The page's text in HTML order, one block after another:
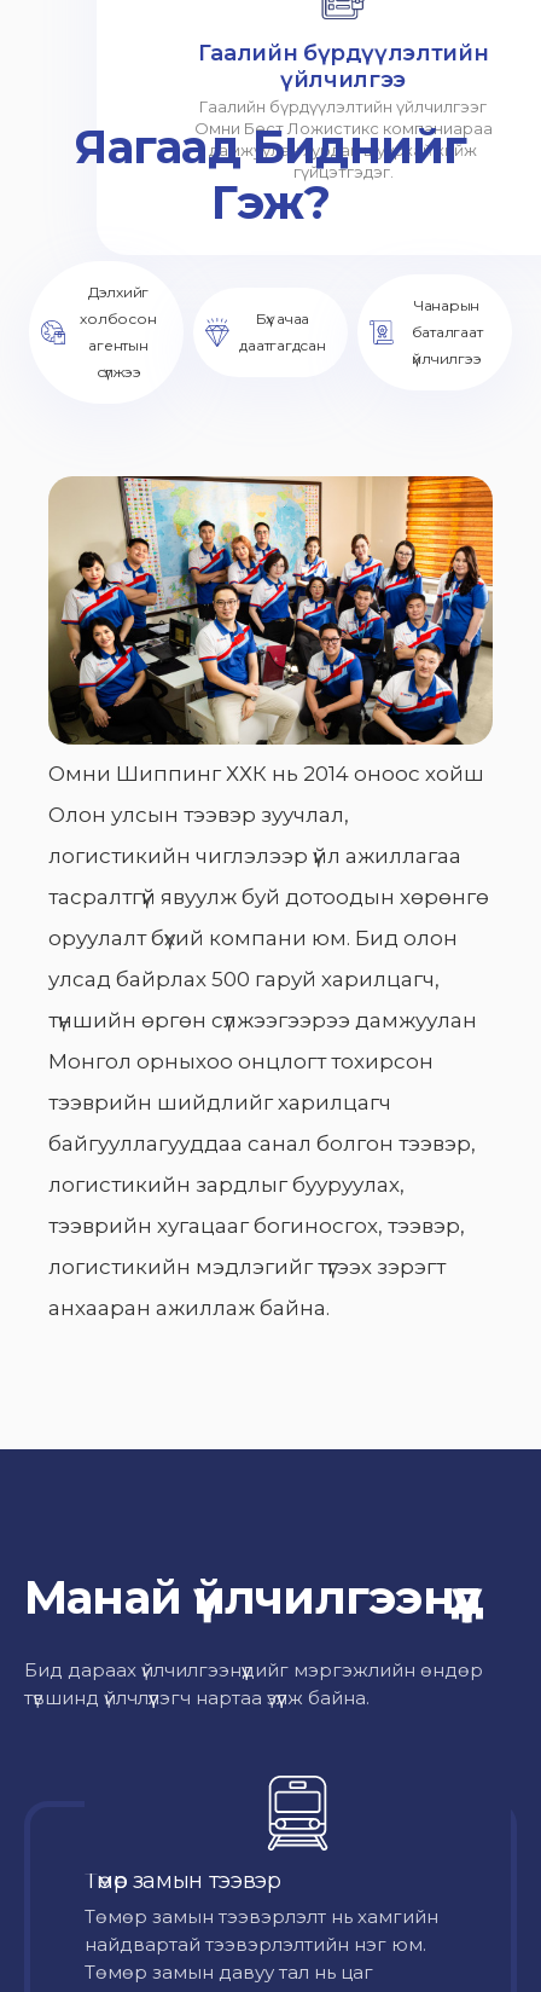
Гаалийн бүрдүүлэлтийн
үйлчилгээ
Гаалийн бүрдүүлэлтийн үйлчилгээг
Омни Бест Ложистикс компаниараа
дамжуулан хурдан шуурхай хийж
гүйцэтгэдэг.
Яагаад Биднийг
Гэж?
Дэлхийг
холбосон
агентын
сүлжээ
Бүх ачаа
даатгагдсан
Чанарын
баталгаат
үйлчилгээ
Омни Шиппинг ХХК нь 2014 оноос хойш
Олон улсын тээвэр зуучлал,
логистикийн чиглэлээр үйл ажиллагаа
тасралтгүй явуулж буй дотоодын хөрөнгө
оруулалт бүхий компани юм. Бид олон
улсад байрлах 500 гаруй харилцагч,
түншийн өргөн сүлжээгээрээ дамжуулан
Монгол орныхоо онцлогт тохирсон
тээврийн шийдлийг харилцагч
байгууллагууддаа санал болгон тээвэр,
логистикийн зардлыг бууруулах,
тээврийн хугацааг богиносгох, тээвэр,
логистикийн мэдлэгийг түгээх зэрэгт
анхааран ажиллаж байна.
Манай үйлчилгээнүүд
Бид дараах үйлчилгээнүүдийг мэргэжлийн өндөр
түвшинд үйлчлүүлэгч нартаа үзүүлж байна.
Төмөр замын тээвэр
Төмөр замын тээвэрлэлт нь хамгийн
найдвартай тээвэрлэлтийн нэг юм.
Төмөр замын давуу тал нь цаг